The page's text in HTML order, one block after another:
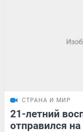
СТРАНА И МИР
21-летний
отправился